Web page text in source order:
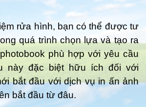
rửa hình, bạn có thể được tư
quá trình chọn lựa và tạo ra
phù hợp với yêu cầu
này đặc biệt hữu ích đối với
bắt đầu với dịch vụ in ấn ảnh
bắt đầu từ đâu.